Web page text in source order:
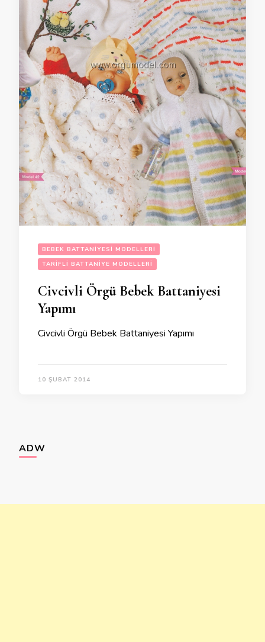
BEBEK BATTANIYESI MODELLERI
TARIFLI BATTANIYE MODELLERI
Civcivli Örgü Bebek Battaniyesi
Yapımı
Civcivli Örgü Bebek Battaniyesi Yapımı
10 ŞUBAT 2014
ADW